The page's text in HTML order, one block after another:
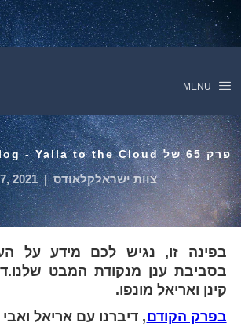
MENU
פרק 65 של IsraelClouds Vlog - Yalla to the Cloud
צוות ישראלקלאודס |
2021
בפינה זו, נגיש לכם מידע על
בסביבת ענן מנקודת המבט
קינן ואריאל מונפו.
בפרק הקודם